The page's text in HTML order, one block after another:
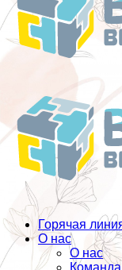
Горячая
О нас
О нас